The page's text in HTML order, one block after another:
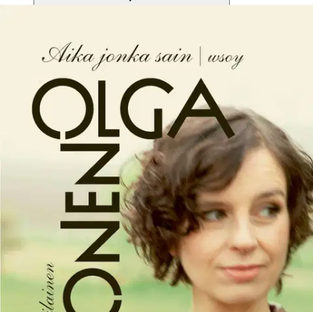
Tuotekuvaus
Elämä on tässä ja nyt. Näyttelijä-yrittäjä Olga Temosen tarina
elämästä ennen ja jälkeen vakavan sairausdiagnoosin. Marraskuussa
2023 näyttelijä ja yrittäjä Olga Temonen sai lohduttoman
diagnoosin: hänellä todettiin aggressiivinen aivosyöpä, jota ei voitu
leikata. Ennuste oli huono, mutta Olga päätti kääntää kaikki kivet,
jotta saisi vielä jäädä tänne. Aika jonka sain on kertomus Olgan
vimmaisesta elämänhalusta, kamppailusta sairauden kukistamiseksi
ja haaveesta elää mahdollisimman normaalia arkea yrittäjänä,
siskona, tyttärenä, puolisona ja kolmen lapsen äitinä. Kirja palaa
myös ajassa taaksepäin Olgan elämän tärkeisiin hetkiin, jotka ovat
vaikuttaneet siihen, kuka hän on ja mistä hänen ajatuksensa
kumpuavat. Parantumaton syöpä kääntää ihmisen maailman uuteen,
vieraaseen asentoon, mutta silti elämään voi mahtua surun ja
luopumisen pelon lisäksi suuria ilon hetkiä – ja myös uudenlaisia
unelmia. Olgan tarina tarjoaa vakavasti sairaille ja heidän läheisilleen
vertaistukea ja toivoa – ymmärrystä siitä, että vakavan sairauden